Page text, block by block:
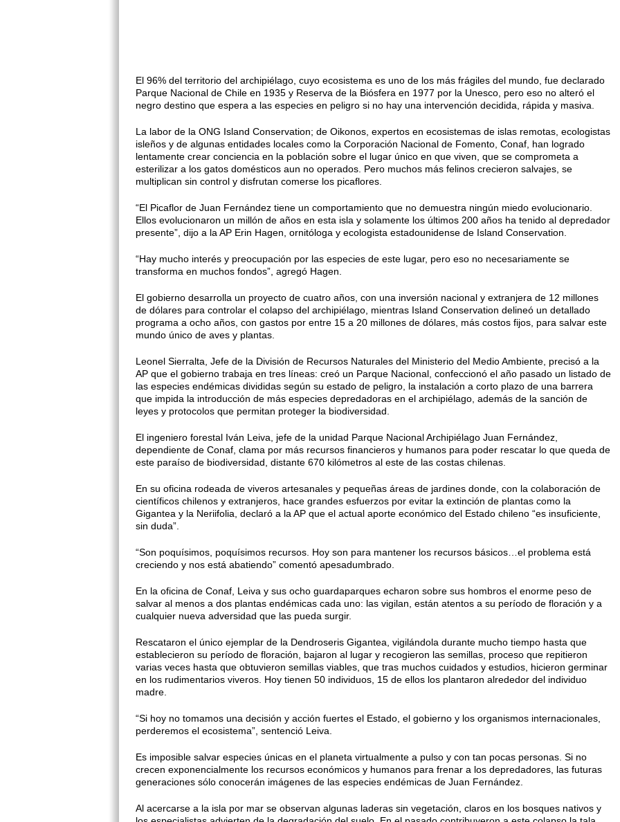
El 96% del territorio del archipiélago, cuyo ecosistema es uno de los más frágiles del mundo, fue declarado
Parque Nacional de Chile en 1935 y Reserva de la Biósfera en 1977 por la Unesco, pero eso no alteró el
negro destino que espera a las especies en peligro si no hay una intervención decidida, rápida y masiva.
La labor de la ONG Island Conservation; de Oikonos, expertos en ecosistemas de islas remotas, ecologistas
isleños y de algunas entidades locales como la Corporación Nacional de Fomento, Conaf, han logrado
lentamente crear conciencia en la población sobre el lugar único en que viven, que se comprometa a
esterilizar a los gatos domésticos aun no operados. Pero muchos más felinos crecieron salvajes, se
multiplican sin control y disfrutan comerse los picaflores.
“El Picaflor de Juan Fernández tiene un comportamiento que no demuestra ningún miedo evolucionario.
Ellos evolucionaron un millón de años en esta isla y solamente los últimos 200 años ha tenido al depredador
presente”, dijo a la AP Erin Hagen, ornitóloga y ecologista estadounidense de Island Conservation.
“Hay mucho interés y preocupación por las especies de este lugar, pero eso no necesariamente se
transforma en muchos fondos”, agregó Hagen.
El gobierno desarrolla un proyecto de cuatro años, con una inversión nacional y extranjera de 12 millones
de dólares para controlar el colapso del archipiélago, mientras Island Conservation delineó un detallado
programa a ocho años, con gastos por entre 15 a 20 millones de dólares, más costos fijos, para salvar este
mundo único de aves y plantas.
Leonel Sierralta, Jefe de la División de Recursos Naturales del Ministerio del Medio Ambiente, precisó a la
AP que el gobierno trabaja en tres líneas: creó un Parque Nacional, confeccionó el año pasado un listado de
las especies endémicas divididas según su estado de peligro, la instalación a corto plazo de una barrera
que impida la introducción de más especies depredadoras en el archipiélago, además de la sanción de
leyes y protocolos que permitan proteger la biodiversidad.
El ingeniero forestal Iván Leiva, jefe de la unidad Parque Nacional Archipiélago Juan Fernández,
dependiente de Conaf, clama por más recursos financieros y humanos para poder rescatar lo que queda de
este paraíso de biodiversidad, distante 670 kilómetros al este de las costas chilenas.
En su oficina rodeada de viveros artesanales y pequeñas áreas de jardines donde, con la colaboración de
científicos chilenos y extranjeros, hace grandes esfuerzos por evitar la extinción de plantas como la
Gigantea y la Neriifolia, declaró a la AP que el actual aporte económico del Estado chileno “es insuficiente,
sin duda”.
“Son poquísimos, poquísimos recursos. Hoy son para mantener los recursos básicos…el problema está
creciendo y nos está abatiendo” comentó apesadumbrado.
En la oficina de Conaf, Leiva y sus ocho guardaparques echaron sobre sus hombros el enorme peso de
salvar al menos a dos plantas endémicas cada uno: las vigilan, están atentos a su período de floración y a
cualquier nueva adversidad que las pueda surgir.
Rescataron el único ejemplar de la Dendroseris Gigantea, vigilándola durante mucho tiempo hasta que
establecieron su período de floración, bajaron al lugar y recogieron las semillas, proceso que repitieron
varias veces hasta que obtuvieron semillas viables, que tras muchos cuidados y estudios, hicieron germinar
en los rudimentarios viveros. Hoy tienen 50 individuos, 15 de ellos los plantaron alrededor del individuo
madre.
“Si hoy no tomamos una decisión y acción fuertes el Estado, el gobierno y los organismos internacionales,
perderemos el ecosistema”, sentenció Leiva.
Es imposible salvar especies únicas en el planeta virtualmente a pulso y con tan pocas personas. Si no
crecen exponencialmente los recursos económicos y humanos para frenar a los depredadores, las futuras
generaciones sólo conocerán imágenes de las especies endémicas de Juan Fernández.
Al acercarse a la isla por mar se observan algunas laderas sin vegetación, claros en los bosques nativos y